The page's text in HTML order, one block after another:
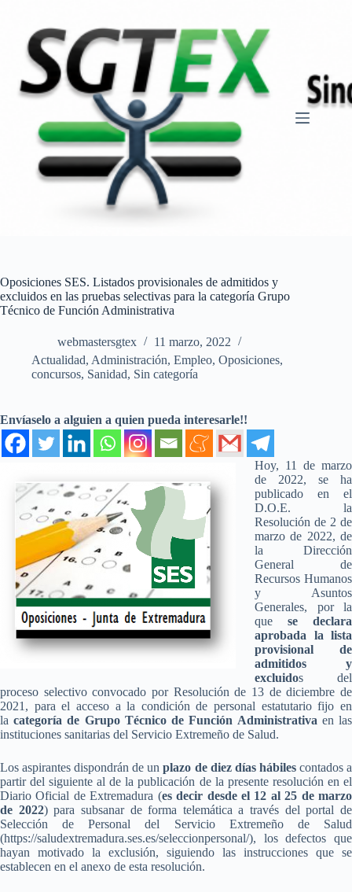
contenido
Oposiciones SES. Listados provisionales de admitidos y
excluidos en las pruebas selectivas para la categoría Grupo
Técnico de Función Administrativa
webmastersgtex
11 marzo, 2022
Actualidad, Administración, Empleo, Oposiciones,
concursos, Sanidad, Sin categoría
Envíaselo a alguien a quien pueda interesarle!!
Hoy, 11 de marzo
de 2022, se ha
publicado en el
D.O.E. la
Resolución de 2 de
marzo de 2022, de
la Dirección
General de
Recursos Humanos
y Asuntos
Generales, por la
que se declara
aprobada la lista
provisional de
admitidos y
excluidos del
proceso selectivo convocado por Resolución de 13 de diciembre de
2021, para el acceso a la condición de personal estatutario fijo en
lacategoría de Grupo Técnico de Función Administrativa en las
instituciones sanitarias del Servicio Extremeño de Salud.
Los aspirantes dispondrán de unplazo de diez días hábilescontados a
partir del siguiente al de la publicación de la presente resolución en el
Diario Oficial de Extremadura (es decir desde el 12 al 25 de marzo
de 2022) para subsanar de forma telemática a través del portal de
Selección de Personal del Servicio Extremeño de Salud
(https://saludextremadura.ses.es/seleccionpersonal/), los defectos que
hayan motivado la exclusión, siguiendo las instrucciones que se
establecen en el anexo de esta resolución.